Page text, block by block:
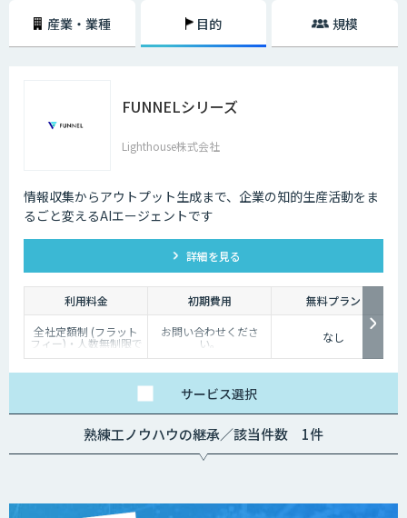
です。産業・業種 目的 規模
FUNNELシリーズ
Lighthouse株式会社
情報収集からアウトプット生成まで、企業の知的生産活動をま
るごと変えるAIエージェントです
詳細を見る
利用料金 初期費用
無料プラン
全社定額制 (フラット
フィー)・人数無制限で
ご利用いただけます。
お問い合わせくださ
い。 なし
サービス選択
熟練工ノウハウの継承／該当件数 1件